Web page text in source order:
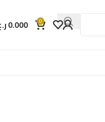
0
0.000